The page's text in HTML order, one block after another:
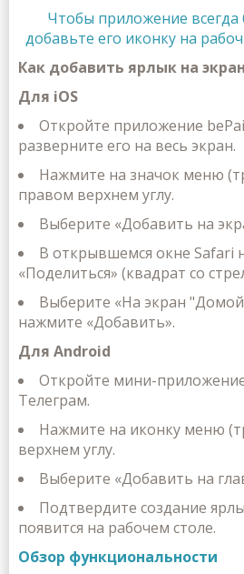
Чтобы приложение всегда
добавьте его иконку на
Как добавить ярлык на экран
Для iOS
Откройте приложение
разверните его на весь экран.
Нажмите на значок меню
правом верхнем углу.
Выберите «Добавить на
В открывшемся окне Safari
«Поделиться» (квадрат со
Выберите «На экран
нажмите «Добавить».
Для Android
Откройте мини-
Телеграм.
Нажмите на иконку меню
верхнем углу.
Выберите «Добавить на
Подтвердите создание
появится на рабочем столе.
Обзор функциональности